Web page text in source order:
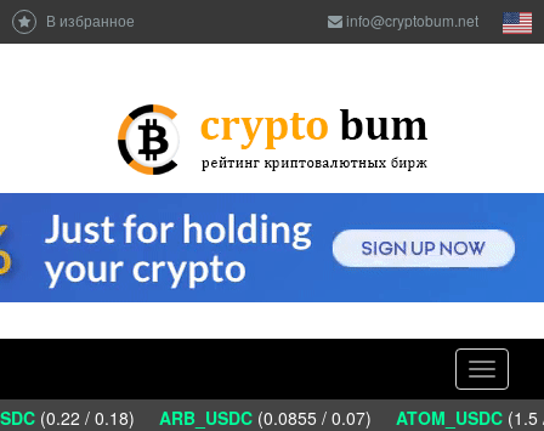
В избранное info@cryptobum.net
Toggle
(0.22 / 0.18) ARB_USDC(0.0855 / 0.07) ATOM_USDC(1.5